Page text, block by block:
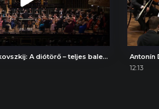
Pjotr Iljics Csajkovszkij: A diótörő – teljes balettzene, Induló
12:13